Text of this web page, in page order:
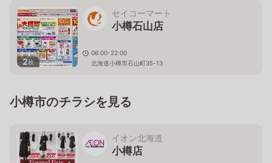
2枚
セイコーマート
小樽石山店
06:00-22:00
北海道小樽市石山町35-13
小樽市のチラシを見る
イオン北海道
小樽店